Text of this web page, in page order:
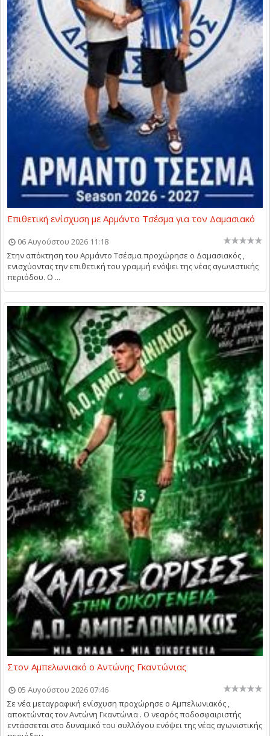
Επιθετική ενίσχυση με Αρμάντο Τσέσμα για τον Δαμασιακό
06 Αυγούστου 2026 11:18
Στην απόκτηση του Αρμάντο Τσέσμα προχώρησε ο Δαμασιακός ,
ενισχύοντας την επιθετική του γραμμή ενόψει της νέας αγωνιστικής
περιόδου. Ο ...
Στον Αμπελωνιακό ο Αντώνης Γκαντώνιας
05 Αυγούστου 2026 07:46
Σε νέα μεταγραφική ενίσχυση προχώρησε ο Αμπελωνιακός ,
αποκτώντας τον Αντώνη Γκαντώνια . Ο νεαρός ποδοσφαιριστής
εντάσσεται στο δυναμικό του συλλόγου ενόψει της νέας αγωνιστικής